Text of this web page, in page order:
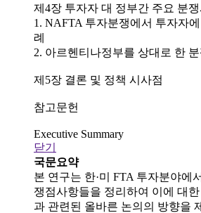
제4장 투자자 대 정부간 주요 분쟁
1. NAFTA 투자분쟁에서 투자자
례
2. 아르헨티나정부를 상대로 한 분
제5장 결론 및 정책 시사점
참고문헌
Executive Summary
닫기
국문요약
본 연구는 한·미 FTA 투자분야에
쟁점사항들을 정리하여 이에 대
과 관련된 올바른 논의의 방향을